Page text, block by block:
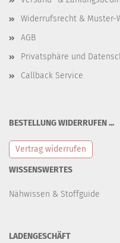
Widerrufsrecht & Muster-
AGB
Privatsphäre und
Callback Service
BESTELLUNG WIDERRUFEN ...
Vertrag widerrufen
WISSENSWERTES
Nähwissen & Stoffguide
LADENGESCHÄFT